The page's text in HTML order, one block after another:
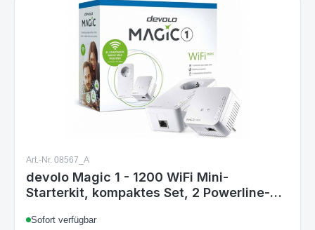
Art.-Nr. 08567_A
devolo Magic 1 - 1200 WiFi Mini-
Starterkit, kompaktes Set, 2 Powerline-
(1200 Mbit/s, 1 x Fast Ethernet-LAN-
Sofort verfügbar